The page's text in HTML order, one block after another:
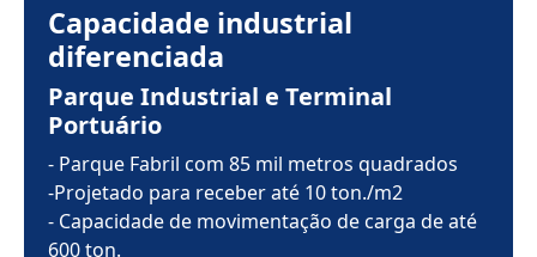
Capacidade industrial
diferenciada
Parque Industrial e Terminal
Portuário
- Parque Fabril com 85 mil metros quadrados
-Projetado para receber até 10 ton./m2
- Capacidade de movimentação de carga de até
600 ton.